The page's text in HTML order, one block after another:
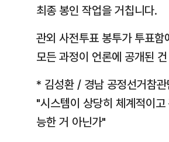
최종 봉인 작업을 거칩니다.
관외 사전투표 봉투가 투표함
모든 과정이 언론에 공개된
* 김성환 / 경남 공정선거참관
"시스템이 상당히 체계적이
능한 거 아닌가"